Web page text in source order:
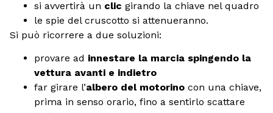
si avvertirà un clic girando la chiave nel quadro
le spie del cruscotto si attenueranno.
Si può ricorrere a due soluzioni:
provare ad innestare la marcia spingendo la
vettura avanti e indietro
far girare l’albero del motorino con una chiave,
prima in senso orario, fino a sentirlo scattare